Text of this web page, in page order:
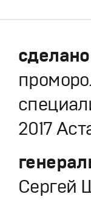
2017
Сергей